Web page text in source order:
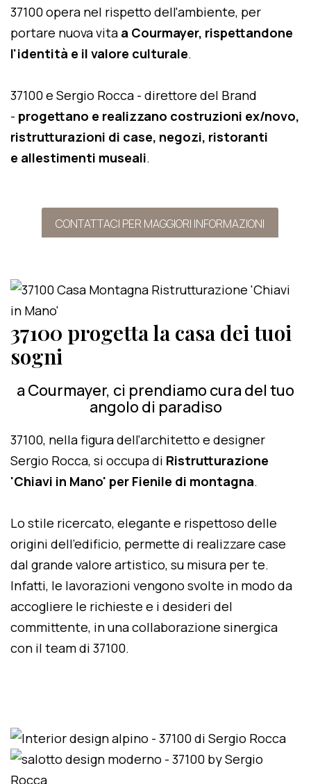
37100 opera nel rispetto dell'ambiente, per
portare nuova vita a Courmayer, rispettandone
l'identità e il valore culturale.
37100 e Sergio Rocca - direttore del Brand
- progettano e realizzano costruzioni ex/novo,
ristrutturazioni di case, negozi, ristoranti
e allestimenti museali.
CONTATTACI PER MAGGIORI INFORMAZIONI
37100 progetta la casa dei tuoi
sogni
a Courmayer, ci prendiamo cura del tuo
angolo di paradiso
37100, nella figura dell'architetto e designer
Sergio Rocca, si occupa di Ristrutturazione
'Chiavi in Mano' per Fienile di montagna.
Lo stile ricercato, elegante e rispettoso delle
origini dell'edificio, permette di realizzare case
dal grande valore artistico, su misura per te.
Infatti, le lavorazioni vengono svolte in modo da
accogliere le richieste e i desideri del
committente, in una collaborazione sinergica
con il team di 37100.